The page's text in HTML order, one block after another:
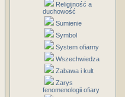
Religijność a
duchowość
Sumienie
Symbol
System ofiarny
Wszechwiedza
Zabawa i kult
Zarys
fenomenologii ofiary